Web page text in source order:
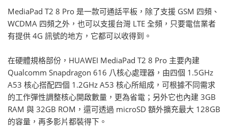
MediaPad T2 8 Pro 是一款可通話平板，除了支援 GSM 四頻、
WCDMA 四頻之外，也可以支援台灣 LTE 全頻，只要電信業者
有提供 4G 訊號的地方，它都可以收得到。
在硬體規格部份，HUAWEI MediaPad T2 8 Pro 主要內建
Qualcomm Snapdragon 616 八核心處理器，由四個 1.5GHz
A53 核心搭配四個 1.2GHz A53 核心所組成，可根據不同需求
的工作彈性調整核心開啟數量，更為省電；另外它也內建 3GB
RAM 與 32GB ROM，還可透過 microSD 額外擴充最大 128GB
的容量，再多影片都裝得下。